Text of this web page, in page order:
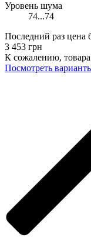
Уровень шума
74...74
Последний раз цена
3 453 грн
К сожалению,
Поcмотреть